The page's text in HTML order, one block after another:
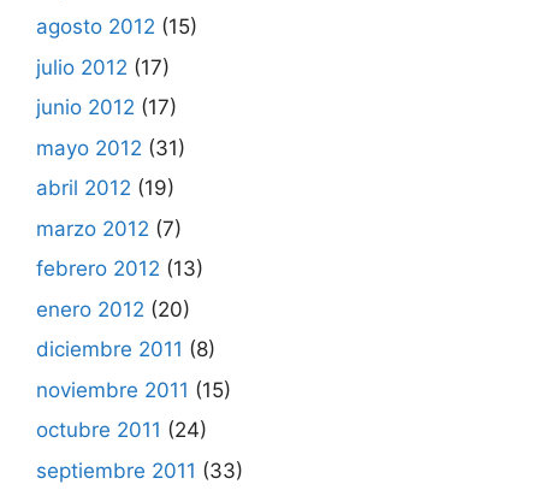
agosto 2012 (15)
julio 2012 (17)
junio 2012 (17)
mayo 2012 (31)
abril 2012 (19)
marzo 2012 (7)
febrero 2012 (13)
enero 2012 (20)
diciembre 2011 (8)
noviembre 2011 (15)
octubre 2011 (24)
septiembre 2011 (33)